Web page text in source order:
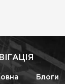
Блоги